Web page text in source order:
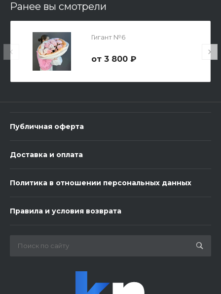
Мишка Мини №1
В корзину
В корзину
Ранее вы смотрели
Гигант №6
3 800 ₽
Публичная оферта
Доставка и оплата
Политика в отношении персональных данных
Правила и условия возврата